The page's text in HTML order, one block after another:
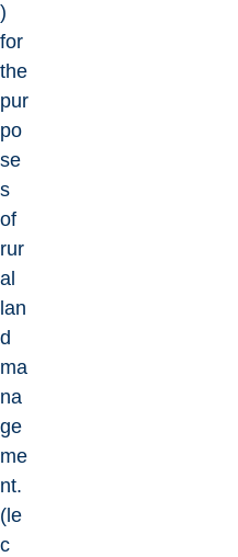
)
for
the
pur
po
se
s
of
rur
al
lan
d
ma
na
ge
me
nt.
(le
c